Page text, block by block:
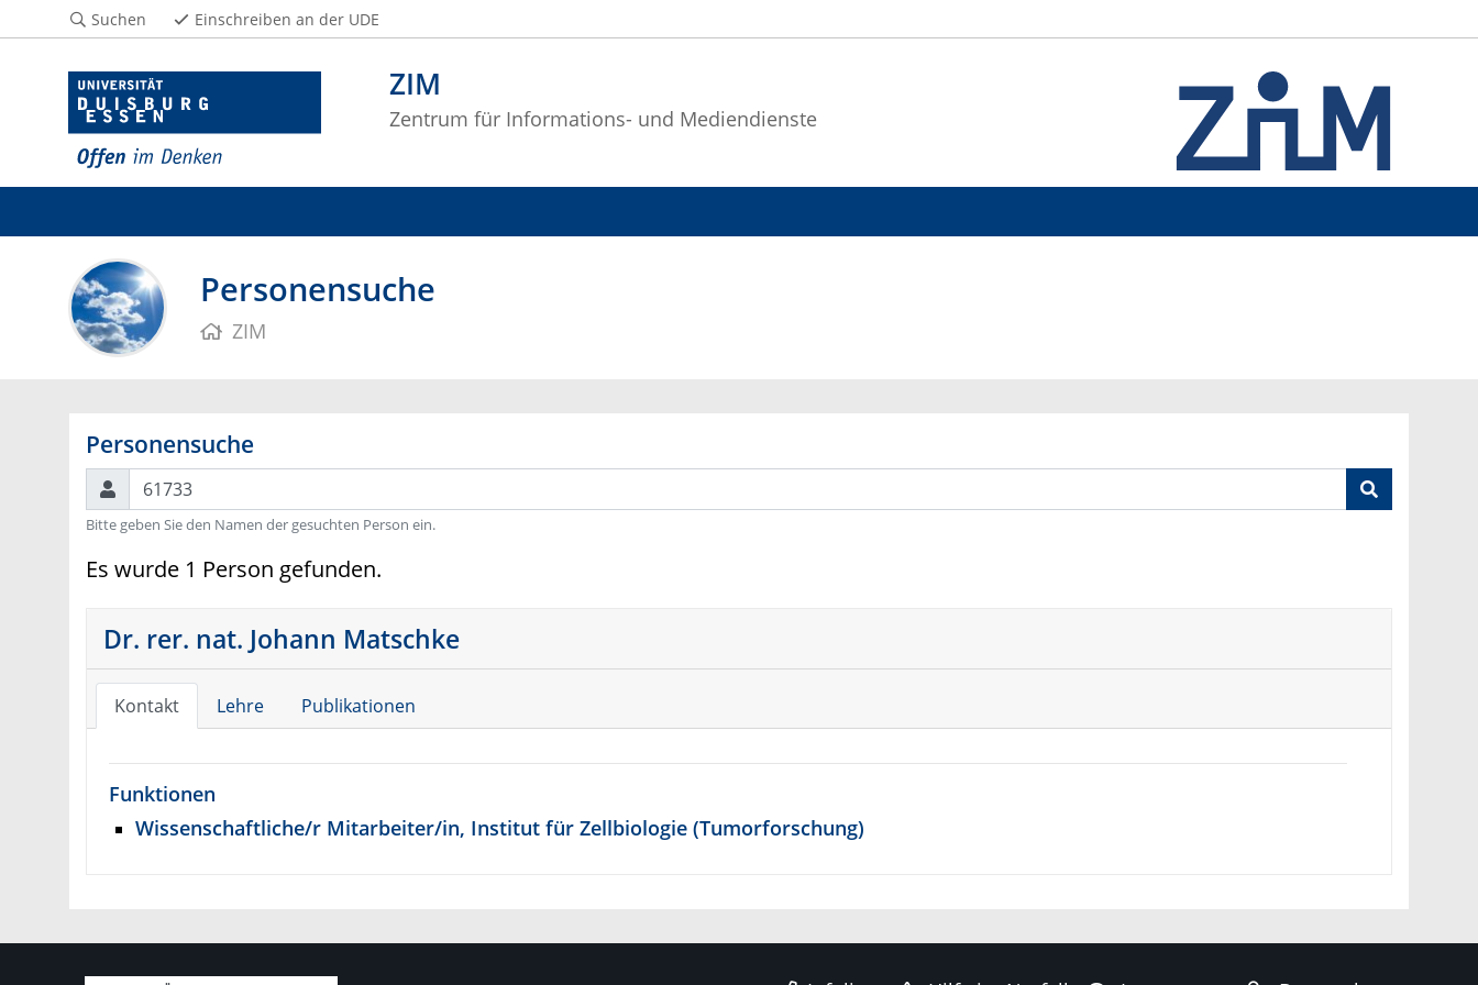
ZIM
Zentrum für Informations- und Mediendienste
Suchen Einschreiben an der UDE
Personensuche
ZIM
Personensuche
Suchen
Bitte geben Sie den Namen der gesuchten Person ein.
Es wurde 1 Person gefunden.
Dr. rer. nat. Johann Matschke
Kontakt Lehre Publikationen
Funktionen
Wissenschaftliche/r Mitarbeiter/in, Institut für Zellbiologie (Tumorforschung)